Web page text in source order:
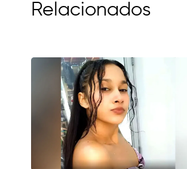
Relacionados